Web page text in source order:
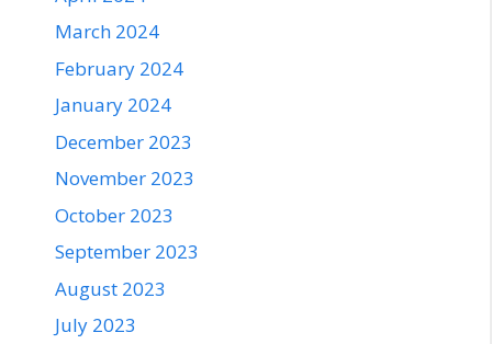
March 2024
February 2024
January 2024
December 2023
November 2023
October 2023
September 2023
August 2023
July 2023